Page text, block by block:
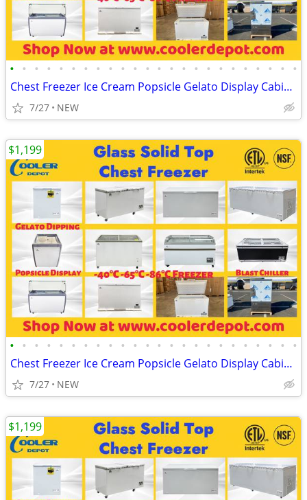
• • • • • • • • • • • • • • • • • • • • • • • •
Chest Freezer Ice Cream Popsicle Gelato Display Cabinet
7/27 NEW
• • • • • • • • • • • • • • • • • • • • • • • •
Chest Freezer Ice Cream Popsicle Gelato Display Cabinet
7/27 NEW
$1,199
$1,199